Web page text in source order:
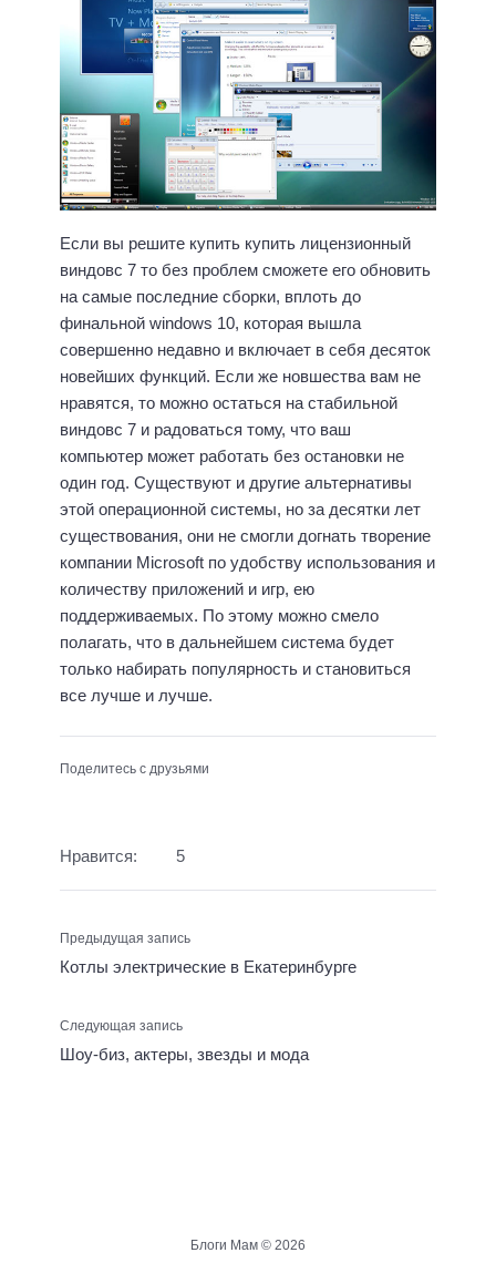
Если вы решите купить купить лицензионный
виндовс 7 то без проблем сможете его обновить
на самые последние сборки, вплоть до
финальной windows 10, которая вышла
совершенно недавно и включает в себя десяток
новейших функций. Если же новшества вам не
нравятся, то можно остаться на стабильной
виндовс 7 и радоваться тому, что ваш
компьютер может работать без остановки не
один год. Существуют и другие альтернативы
этой операционной системы, но за десятки лет
существования, они не смогли догнать творение
компании Microsoft по удобству использования и
количеству приложений и игр, ею
поддерживаемых. По этому можно смело
полагать, что в дальнейшем система будет
только набирать популярность и становиться
все лучше и лучше.
Поделитесь с друзьями
Нравится: 5
Предыдущая запись
Котлы электрические в Екатеринбурге
Следующая запись
Шоу-биз, актеры, звезды и мода
Блоги Мам © 2026